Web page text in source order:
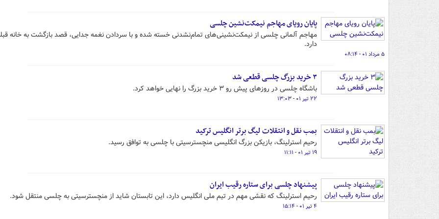
پایان رویای مهاجم نیمکت‌نشین چلسی
مهاجم آلمانی چلسی از نیمکت‌نشینی‌های تمام‌نشدنی خسته شده و با سردادن نغمه جدایی، قصد بازگشت به خانه
دارد.
۵ مرداد ۰۱ - ۰۸:۱۴
۳ خرید بزرگ چلسی قطعی شد
باشگاه چلسی در روزهای پیش رو ۳ خرید بزرگ را نهایی خواهد کرد.
۲۲ تیر ۰۱ - ۱۳:۰۳
بمب نقل و انتقلات لیگ برتر انگلیس ترکید
رحیم استرلینگ، بازیکن بزرگ انگلیسی منچسترسیتی با چلسی به توافق رسید.
۱۹ تیر ۰۱ - ۱۱:۱۱
پیشنهاد چلسی برای ستاره رقیب ایران
رحیم استرلینگ که نقشی مهم در تیم ملی انگلیس دارد، این تابستان شاید از منچسترسیتی به چلسی منتقل شود.
۴ تیر ۰۱ - ۱۵:۱۴